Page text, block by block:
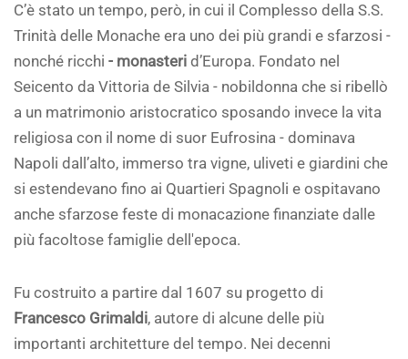
C’è stato un tempo, però, in cui il Complesso della S.S.
Trinità delle Monache era uno dei più grandi e sfarzosi -
nonché ricchi - monasteri d’Europa. Fondato nel
Seicento da Vittoria de Silvia - nobildonna che si ribellò
a un matrimonio aristocratico sposando invece la vita
religiosa con il nome di suor Eufrosina - dominava
Napoli dall’alto, immerso tra vigne, uliveti e giardini che
si estendevano fino ai Quartieri Spagnoli e ospitavano
anche sfarzose feste di monacazione finanziate dalle
più facoltose famiglie dell'epoca.
Fu costruito a partire dal 1607 su progetto di
Francesco Grimaldi, autore di alcune delle più
importanti architetture del tempo. Nei decenni